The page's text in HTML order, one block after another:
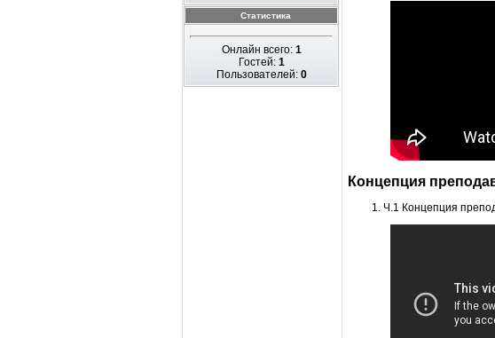
Статистика
Онлайн всего: 1
Гостей: 1
Пользователей: 0
Концепция
Ч.1 Концепция